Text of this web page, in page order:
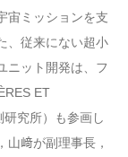
宙ミッションを支
、従来にない超小
ニット開発は、フ
ET
研究所）も参画し
﨑が副理事長，